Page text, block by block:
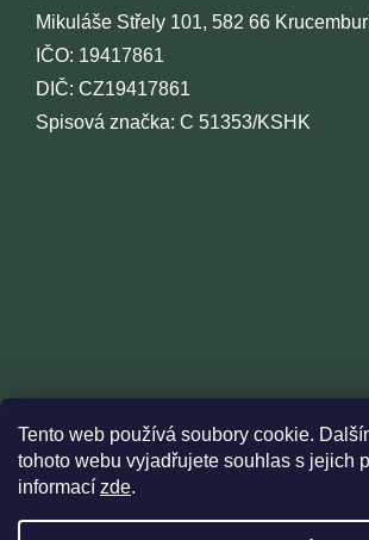
Tento web používá soubory cookie.
tohoto webu vyjadřujete souhlas s jejich
informací zde.
Mikuláše Střely 101, 582 66
IČO: 19417861
DIČ: CZ19417861
Spisová značka: C 51353/KSHK